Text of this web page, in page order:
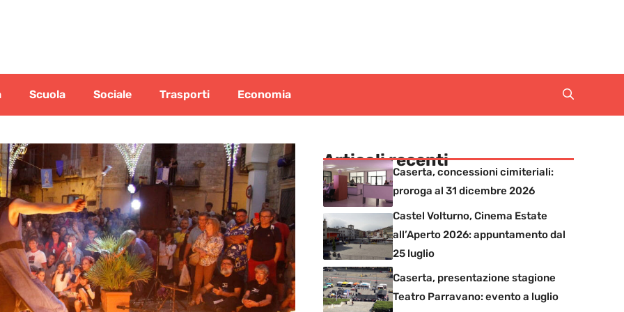
Scuola Sociale Trasporti Economia
Articoli recenti
Caserta, concessioni cimiteriali:
proroga al 31 dicembre 2026
Castel Volturno, Cinema Estate
all’Aperto 2026: appuntamento dal
25 luglio
Caserta, presentazione stagione
Teatro Parravano: evento a luglio